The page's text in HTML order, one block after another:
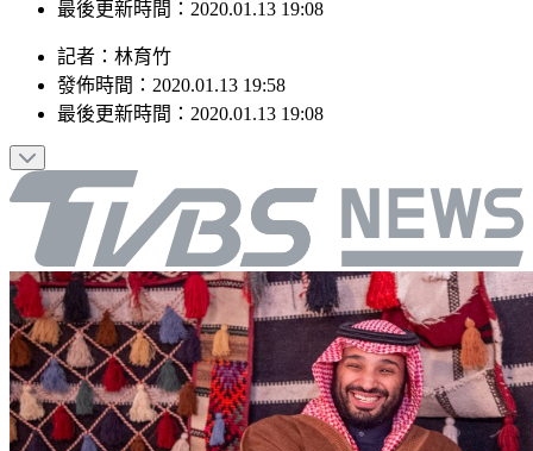
發佈時間：2020.01.13 19:58
最後更新時間：2020.01.13 19:08